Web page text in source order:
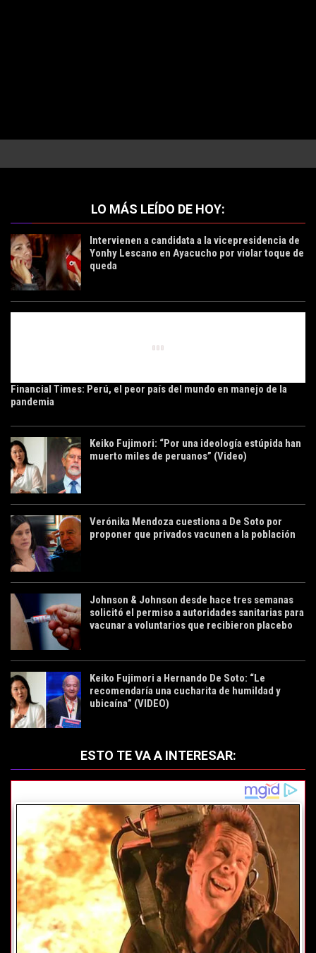
LO MÁS LEÍDO DE HOY:
Intervienen a candidata a la vicepresidencia de
Yonhy Lescano en Ayacucho por violar toque de
queda
Financial Times: Perú, el peor país del mundo en manejo de la
pandemia
Keiko Fujimori: “Por una ideología estúpida han
muerto miles de peruanos” (Video)
Verónika Mendoza cuestiona a De Soto por
proponer que privados vacunen a la población
Johnson & Johnson desde hace tres semanas
solicitó el permiso a autoridades sanitarias para
vacunar a voluntarios que recibieron placebo
Keiko Fujimori a Hernando De Soto: “Le
recomendaría una cucharita de humildad y
ubicaína” (VIDEO)
ESTO TE VA A INTERESAR: